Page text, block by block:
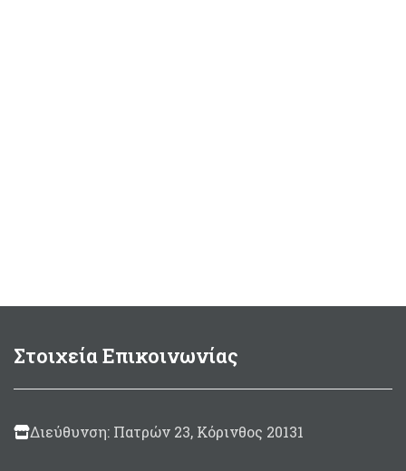
Στοιχεία Επικοινωνίας
Διεύθυνση: Πατρών 23, Κόρινθος 20131